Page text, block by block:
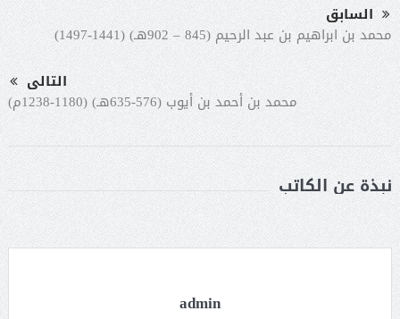
السابق
محمد بن ابراهيم بن عبد الرحيم (845 – 902هـ) (1441-1497)
التالى
محمد بن أحمد بن أيوب (576-635هـ) (1180-1238م)
نبذة عن الكاتب
admin